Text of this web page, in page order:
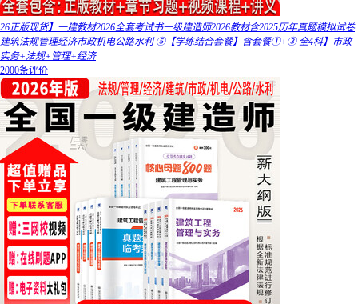
26正版现货】一建教材2026全套考试书一级建造师2026教材含2025历年真题模拟试卷
建筑法规管理经济市政机电公路水利 ⑤【学练结合套餐】含套餐①+③ 全4科】市政
实务+法规+管理+经济
2000条评价